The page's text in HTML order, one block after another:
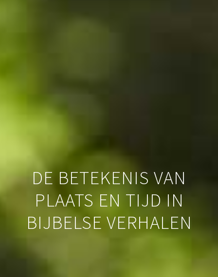
DE BETEKENIS VAN
PLAATS EN TIJD IN
BIJBELSE VERHALEN